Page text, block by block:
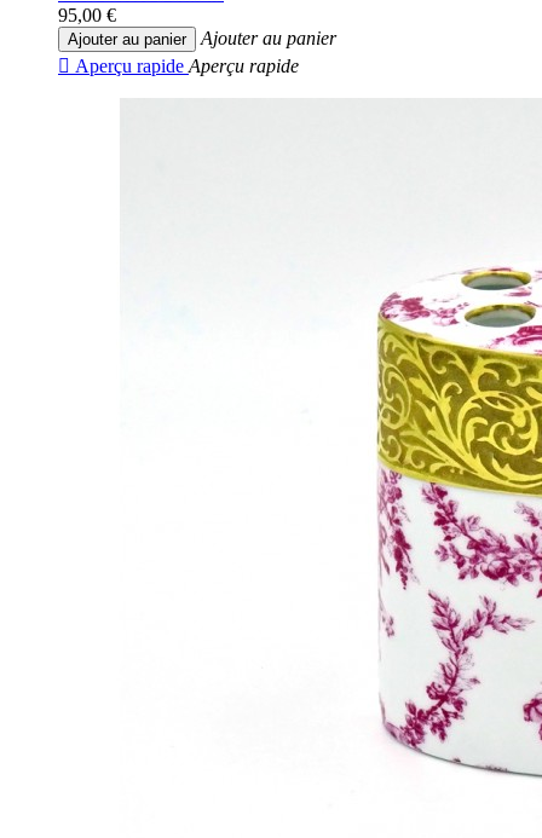
95,00 €
Ajouter au panier
Ajouter au panier
 Aperçu rapide Aperçu rapide